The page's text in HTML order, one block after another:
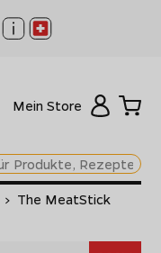
Mein Store
> The MeatStick